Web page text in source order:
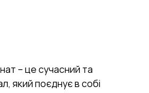
– це сучасний та
який поєднує в собі